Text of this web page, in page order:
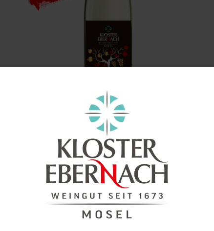
enthält 0,75Liter
2024 Red-Gold -Red Riesling & Gold Riesling
– Mosel quality wine
€9,90
ADD TO CART